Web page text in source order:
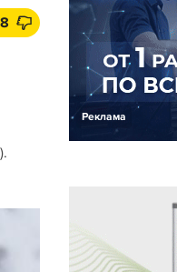
8
Реклама